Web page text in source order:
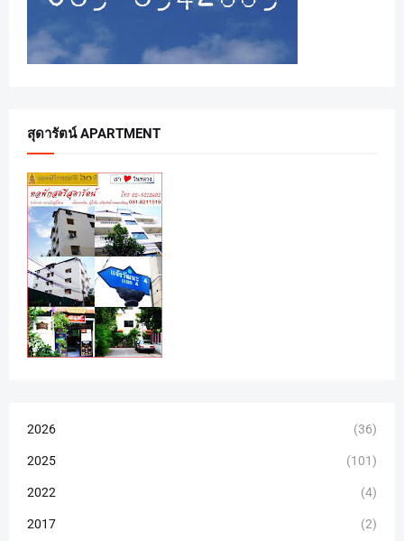
สุดารัตน์ APARTMENT
2026 (36)
2025 (101)
2022 (4)
2017 (2)